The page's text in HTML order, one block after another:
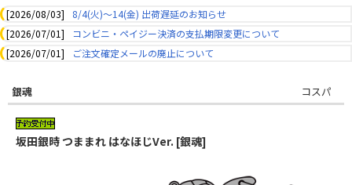
[2026/08/03]
8/4(火)～14(金) 出荷遅延のお知らせ
[2026/07/01]
コンビニ・ペイジー決済の支払期限変更について
[2026/07/01]
ご注文確定メールの廃止について
銀魂 コスパ
坂田銀時 つままれ はなほじVer. [銀魂]